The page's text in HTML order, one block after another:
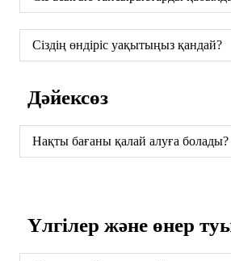
Сіздің өндіріс уақытыңыз қандай?
Дәйексөз
Нақты бағаны қалай алуға болады?
Үлгілер және өнер